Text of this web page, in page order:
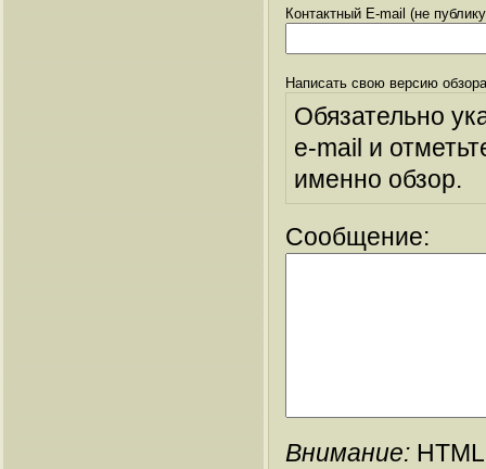
Контактный E-mail (не
Написать свою версию
Обязательно
e-mail и
именно обзор.
Сообщение:
Внимание: